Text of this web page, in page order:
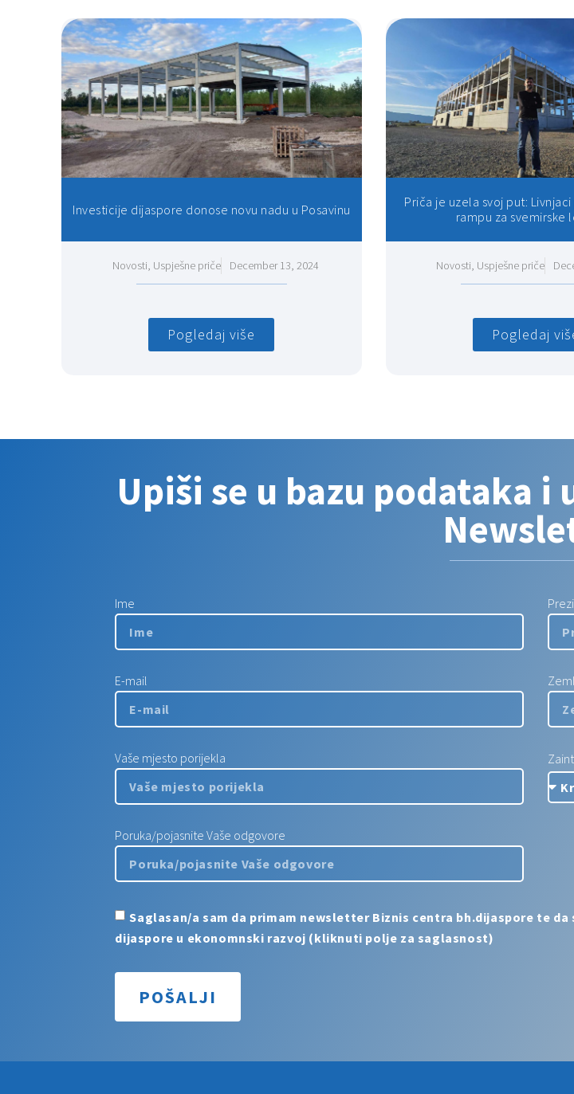
Investicije dijaspore donose novu nadu u Posavinu
Novosti, Uspješne priče December 13, 2024
Pogledaj više
Priča je uzela svoj put:
rampu za svemirske
Novosti, Uspješne priče
Pogledaj
Upiši se u bazu podataka i
Ime
E-mail
Vaše mjesto porijekla
Poruka/pojasnite Vaše odgovore
Saglasan/a sam da primam newsletter Biznis centra bh.dijaspore te
dijaspore u ekonomnski razvoj (kliknuti polje za saglasnost)
POŠALJI